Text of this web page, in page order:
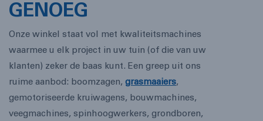
GENOEG
Onze winkel staat vol met kwaliteitsmachines
waarmee u elk project in uw tuin (of die van uw
klanten) zeker de baas kunt. Een greep uit ons
ruime aanbod: boomzagen, grasmaaiers,
gemotoriseerde kruiwagens, bouwmachines,
veegmachines, spinhoogwerkers, grondboren,